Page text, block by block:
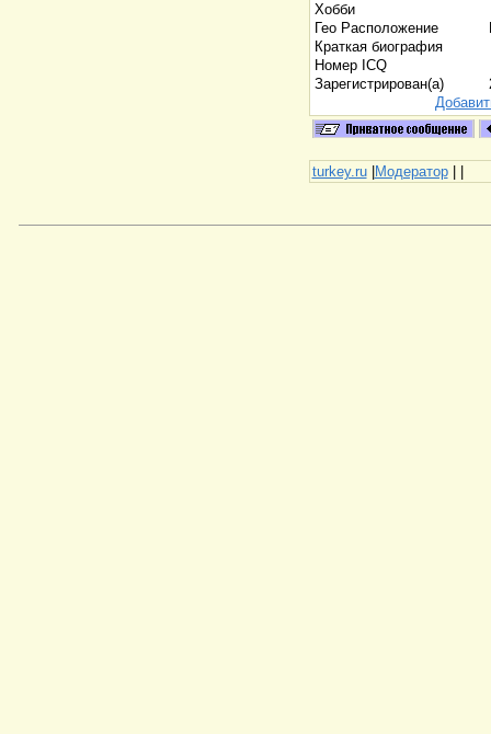
Хобби
Гео Расположение
Краткая биография
Номер ICQ
Зарегистрирован(а)
turkey.ru|Модератор| |